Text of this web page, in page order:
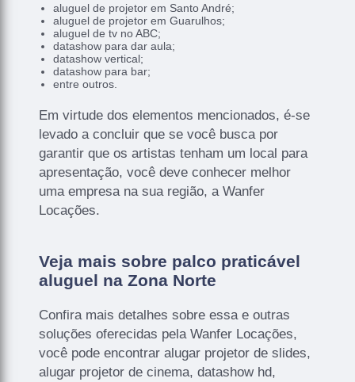
aluguel de projetor em Santo André;
aluguel de projetor em Guarulhos;
aluguel de tv no ABC;
datashow para dar aula;
datashow vertical;
datashow para bar;
entre outros.
Em virtude dos elementos mencionados, é-se
levado a concluir que se você busca por
garantir que os artistas tenham um local para
apresentação, você deve conhecer melhor
uma empresa na sua região, a Wanfer
Locações.
Veja mais sobre palco praticável
aluguel na Zona Norte
Confira mais detalhes sobre essa e outras
soluções oferecidas pela Wanfer Locações,
você pode encontrar alugar projetor de slides,
alugar projetor de cinema, datashow hd,